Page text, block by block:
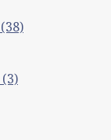
(38)
(3)